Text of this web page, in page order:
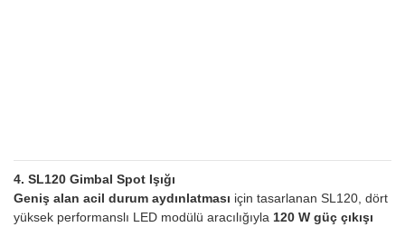
4. SL120 Gimbal Spot Işığı
Geniş alan acil durum aydınlatması için tasarlanan SL120, dört
yüksek performanslı LED modülü aracılığıyla 120 W güç çıkışı